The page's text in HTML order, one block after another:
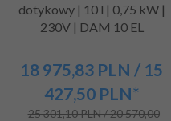
dotykowy | 10 l | 0,75 kW |
230V | DAM 10 EL
18 975,83 PLN / 15
427,50 PLN*
25 301,10 PLN / 20 570,00